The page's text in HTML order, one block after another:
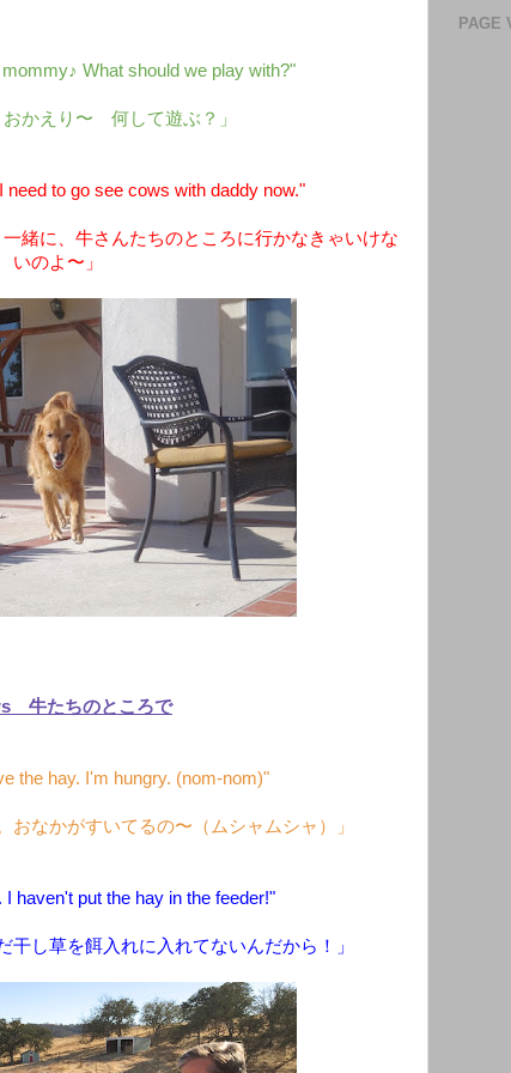
What should we play with?"
おかえり〜 何して遊ぶ？」
to go see cows with daddy now."
緒に、牛さんたちのところに行かなきゃいけな
いのよ〜」
牛たちのところで
the hay. I'm hungry. (nom-nom)"
おなかがすいてるの〜（ムシャムシャ）」
I haven't put the hay in the feeder!"
干し草を餌入れに入れてないんだから！」
PAGE